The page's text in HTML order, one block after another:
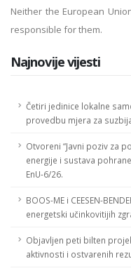
Neither the European
responsible for them.
Najnovije vijesti
Četiri jedinice lokalne
provedbu mjera za
Otvoreni “Javni poziv za
energije i sustava
EnU-6/26.
BOOS-ME i CEESEN-
energetski učinkovitijih
Objavljen peti bilten
aktivnosti i ostvarenih